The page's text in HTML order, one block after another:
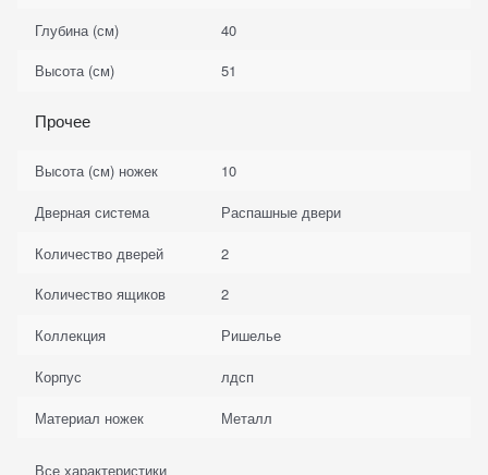
Глубина (см)
40
Высота (см)
51
Прочее
Высота (см) ножек
10
Дверная система
Распашные двери
Количество дверей
2
Количество ящиков
2
Коллекция
Ришелье
Корпус
лдсп
Материал ножек
Металл
Все характеристики